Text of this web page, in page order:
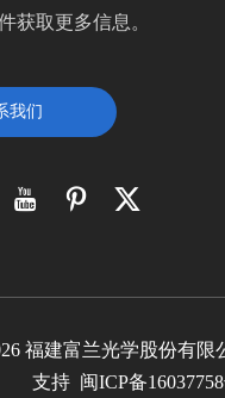
获取更多信息。
我们
福建富兰光学股份有限
支持 闽ICP备